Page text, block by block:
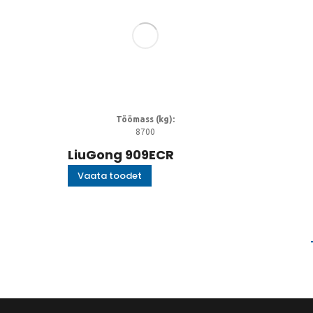
Töömass (kg):
8700
LiuGong 909ECR
Vaata toodet